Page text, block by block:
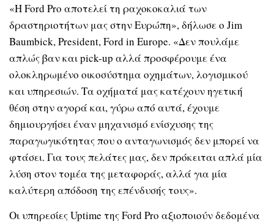
«Η Ford Pro αποτελεί τη ραχοκοκαλιά των
δραστηριοτήτων μας στην Ευρώπη», δήλωσε ο Jim
Baumbick, President, Ford in Europe. «Δεν πουλάμε
απλώς βαν και pick-up αλλά προσφέρουμε ένα
ολοκληρωμένο οικοσύστημα οχημάτων, λογισμικού
και υπηρεσιών. Τα οχήματά μας κατέχουν ηγετική
θέση στην αγορά και, γύρω από αυτά, έχουμε
δημιουργήσει έναν μηχανισμό ενίσχυσης της
παραγωγικότητας που ο ανταγωνισμός δεν μπορεί να
φτάσει. Για τους πελάτες μας, δεν πρόκειται απλά μία
λύση στον τομέα της μεταφοράς, αλλά για μία
καλύτερη απόδοση της επένδυσής τους».
Οι υπηρεσίες Uptime της Ford Pro αξιοποιούν δεδομένα